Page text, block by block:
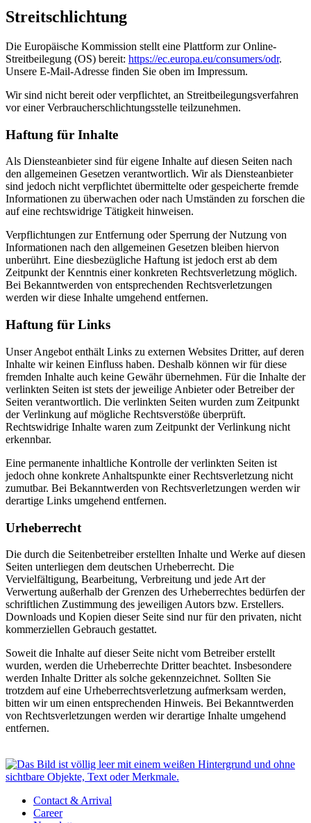
Streitschlichtung
Die Europäische Kommission stellt eine Plattform zur Online-
Streitbeilegung (OS) bereit: https://ec.europa.eu/consumers/odr.
Unsere E-Mail-Adresse finden Sie oben im Impressum.
Wir sind nicht bereit oder verpflichtet, an Streitbeilegungsverfahren
vor einer Verbraucherschlichtungsstelle teilzunehmen.
Haftung für Inhalte
Als Diensteanbieter sind für eigene Inhalte auf diesen Seiten nach
den allgemeinen Gesetzen verantwortlich. Wir als Diensteanbieter
sind jedoch nicht verpflichtet übermittelte oder gespeicherte fremde
Informationen zu überwachen oder nach Umständen zu forschen die
auf eine rechtswidrige Tätigkeit hinweisen.
Verpflichtungen zur Entfernung oder Sperrung der Nutzung von
Informationen nach den allgemeinen Gesetzen bleiben hiervon
unberührt. Eine diesbezügliche Haftung ist jedoch erst ab dem
Zeitpunkt der Kenntnis einer konkreten Rechtsverletzung möglich.
Bei Bekanntwerden von entsprechenden Rechtsverletzungen
werden wir diese Inhalte umgehend entfernen.
Haftung für Links
Unser Angebot enthält Links zu externen Websites Dritter, auf deren
Inhalte wir keinen Einfluss haben. Deshalb können wir für diese
fremden Inhalte auch keine Gewähr übernehmen. Für die Inhalte der
verlinkten Seiten ist stets der jeweilige Anbieter oder Betreiber der
Seiten verantwortlich. Die verlinkten Seiten wurden zum Zeitpunkt
der Verlinkung auf mögliche Rechtsverstöße überprüft.
Rechtswidrige Inhalte waren zum Zeitpunkt der Verlinkung nicht
erkennbar.
Eine permanente inhaltliche Kontrolle der verlinkten Seiten ist
jedoch ohne konkrete Anhaltspunkte einer Rechtsverletzung nicht
zumutbar. Bei Bekanntwerden von Rechtsverletzungen werden wir
derartige Links umgehend entfernen.
Urheberrecht
Die durch die Seitenbetreiber erstellten Inhalte und Werke auf diesen
Seiten unterliegen dem deutschen Urheberrecht. Die
Vervielfältigung, Bearbeitung, Verbreitung und jede Art der
Verwertung außerhalb der Grenzen des Urheberrechtes bedürfen der
schriftlichen Zustimmung des jeweiligen Autors bzw. Erstellers.
Downloads und Kopien dieser Seite sind nur für den privaten, nicht
kommerziellen Gebrauch gestattet.
Soweit die Inhalte auf dieser Seite nicht vom Betreiber erstellt
wurden, werden die Urheberrechte Dritter beachtet. Insbesondere
werden Inhalte Dritter als solche gekennzeichnet. Sollten Sie
trotzdem auf eine Urheberrechtsverletzung aufmerksam werden,
bitten wir um einen entsprechenden Hinweis. Bei Bekanntwerden
von Rechtsverletzungen werden wir derartige Inhalte umgehend
entfernen.
Contact & Arrival
Career